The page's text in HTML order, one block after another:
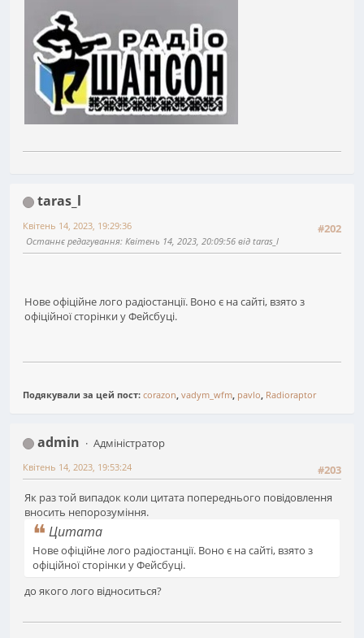
taras_l
#202
Квітень 14, 2023, 19:29:36
Останнє редагування: Квітень 14, 2023, 20:09:56 від taras_l
Нове офіційне лого радіостанції. Воно є на сайті, взято з
офіційної сторінки у Фейсбуці.
Подякували за цей пост: corazon vadym_wfm pavlo Radioraptor
admin
Адміністратор
#203
Квітень 14, 2023, 19:53:24
Як раз той випадок коли цитата попереднього повідовлення
вносить непорозуміння.
Цитата
Нове офіційне лого радіостанції. Воно є на сайті, взято з
офіційної сторінки у Фейсбуці.
до якого лого відноситься?